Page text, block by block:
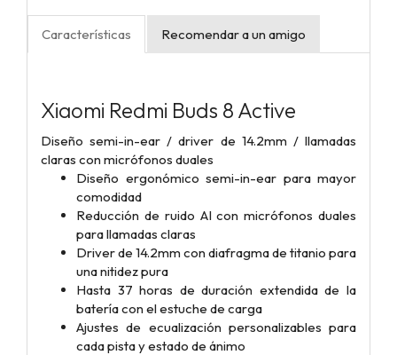
Características Recomendar a un amigo
Xiaomi Redmi Buds 8 Active
Diseño semi-in-ear / driver de 14.2mm / llamadas
claras con micrófonos duales
Diseño ergonómico semi-in-ear para mayor
comodidad
Reducción de ruido AI con micrófonos duales
para llamadas claras
Driver de 14.2mm con diafragma de titanio para
una nitidez pura
Hasta 37 horas de duración extendida de la
batería con el estuche de carga
Ajustes de ecualización personalizables para
cada pista y estado de ánimo